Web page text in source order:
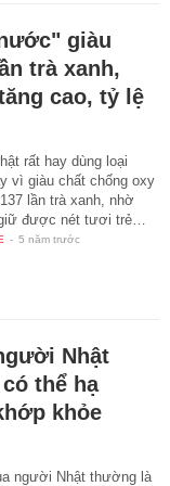
giàu
trà xanh,
cao, tỷ lệ
rất hay dùng loại
vì giàu chất chống oxy
lần trà xanh, nhờ
được nét tươi trẻ…
- 5 năm trước
Nhật
thể hạ
khỏe
người Nhật thường là